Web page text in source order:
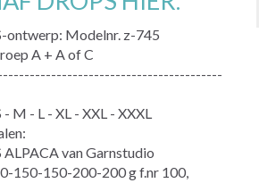
ontwerp: Modelnr. z-745
A + A of C
- M - L - XL - XXL - XXXL
ALPACA van Garnstudio
150-150-200-200 g f.nr 100,